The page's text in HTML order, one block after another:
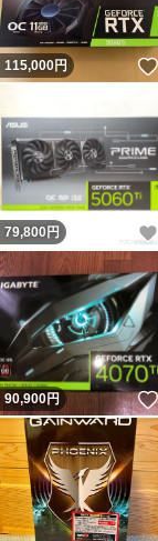
115,000円
79,800 円
90,900円